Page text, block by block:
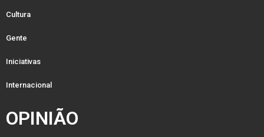
Cultura
Gente
Iniciativas
Internacional
OPINIÃO